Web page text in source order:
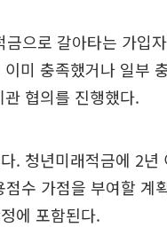
으로 갈아타는 가입
미 충족했거나 일부
협의를 진행했다.
. 청년미래적금에 2
수 가점을 부여할 계
에 포함된다.